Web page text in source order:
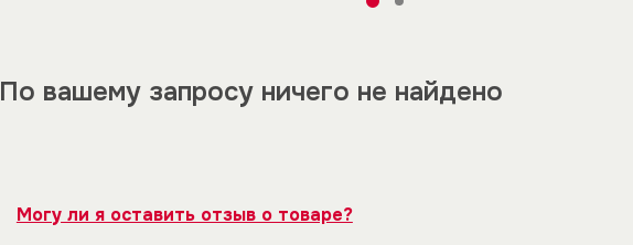
По вашему запросу ничего не найдено
Могу ли я оставить отзыв о товаре?